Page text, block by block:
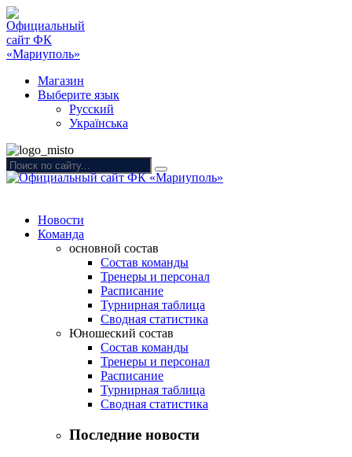
Магазин
Выберите язык
Русский
Українська
Новости
Команда
основной состав
Состав команды
Тренеры и персонал
Расписание
Турнирная таблица
Сводная статистика
Юношеский состав
Состав команды
Тренеры и персонал
Расписание
Турнирная таблица
Сводная статистика
Последние новости